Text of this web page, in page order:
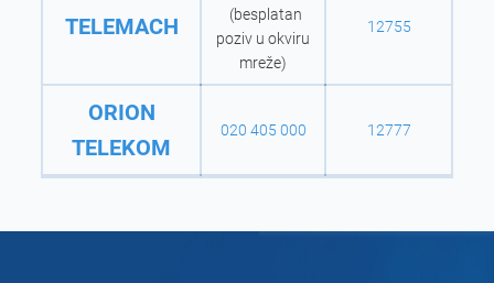
TELEMACH
(besplatan
poziv u okviru
mreže)
12755
ORION
TELEKOM
020 405 000 12777